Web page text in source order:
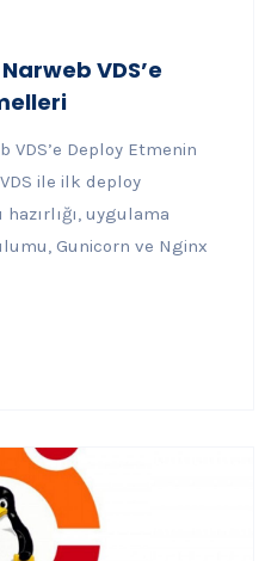
VDS’e
VDS’e Deploy Etmenin
ile ilk deploy
uygulama
Gunicorn ve Nginx